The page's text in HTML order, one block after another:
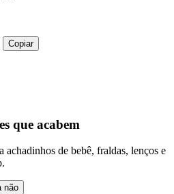
Copiar
que acabem
achadinhos de bebê, fraldas, lenços e
não